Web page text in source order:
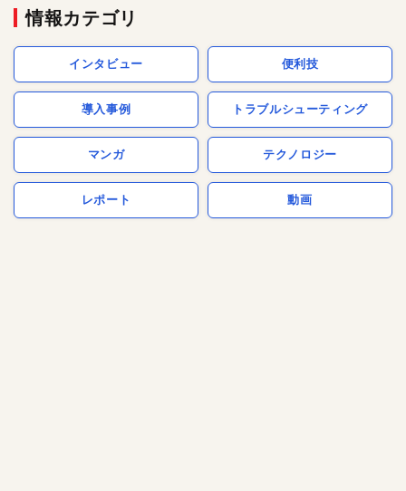
情報カテゴリ
インタビュー 便利技
導入事例 トラブルシューティング
マンガ テクノロジー
レポート 動画